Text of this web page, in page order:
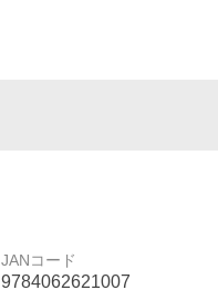
JANコード
9784062621007